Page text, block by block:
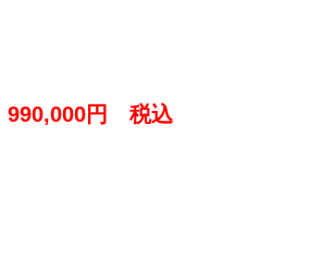
990,000円 税込